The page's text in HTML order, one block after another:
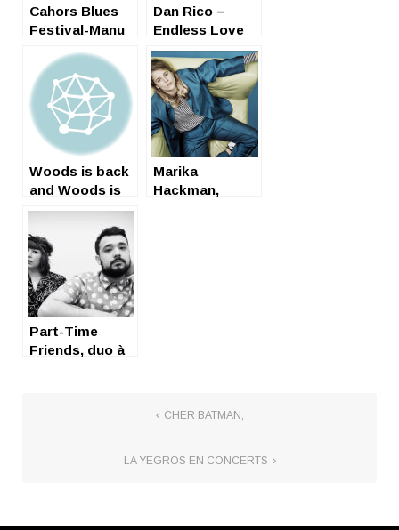
Cahors Blues
Festival-Manu
Friends
Dan Rico –
Endless Love
entre Bowie et
Television
Woods is back
and Woods is
Love
Marika
Hackman,
Part-Time
Friends, duo à
CHER BATMAN,
LA YEGROS EN CONCERTS